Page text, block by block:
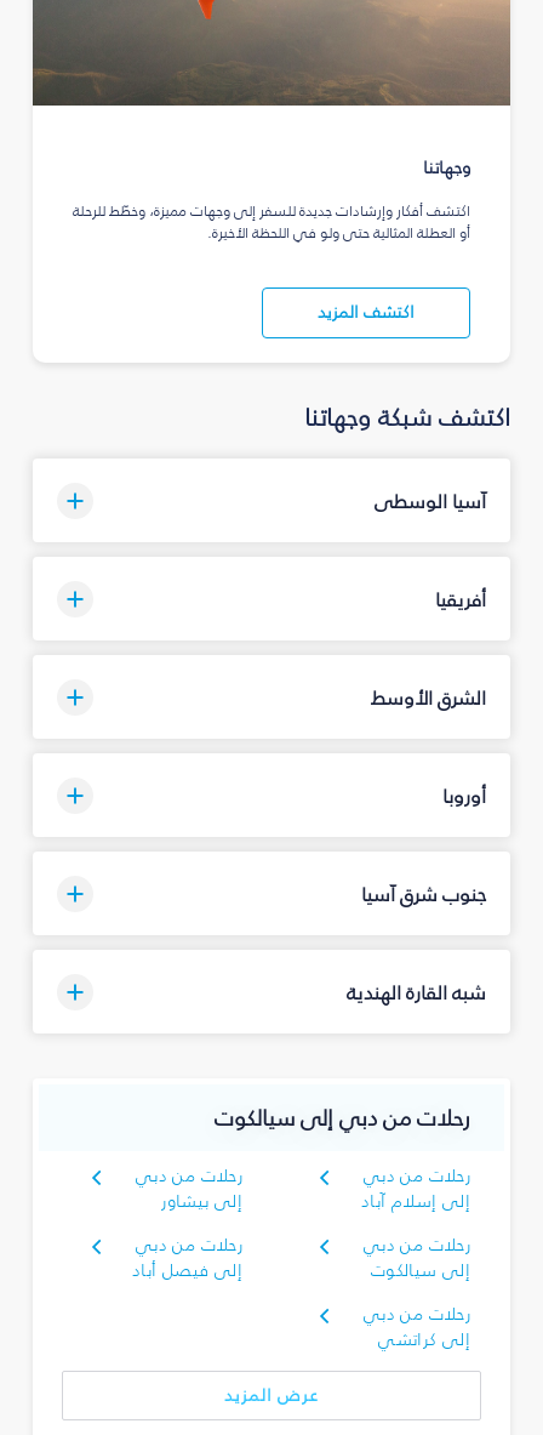
وجهاتنا
اكتشف أفكار وإرشادات جديدة للسفر إلى وجهات مميزة، وخطّط للرحلة
أو العطلة المثالية حتى ولو في اللحظة الأخيرة.
اكتشف المزيد
اكتشف شبكة وجهاتنا
آسيا الوسطى
أفريقيا
الشرق الأوسط
أوروبا
جنوب شرق آسيا
شبه القارة الهندية
رحلات من دبي إلى سيالكوت
رحلات من دبي
إلى إسلام آباد
رحلات من دبي
إلى بيشاور
رحلات من دبي
إلى سيالكوت
رحلات من دبي
إلى فيصل أباد
رحلات من دبي
إلى كراتشي
عرض المزيد